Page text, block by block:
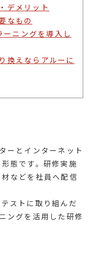
デメリット
なもの
ニングを導入し
換えならアルーに
ーとインターネット
態です。研修実施
などを社員へ配信
ストに取り組んだ
ングを活用した研修